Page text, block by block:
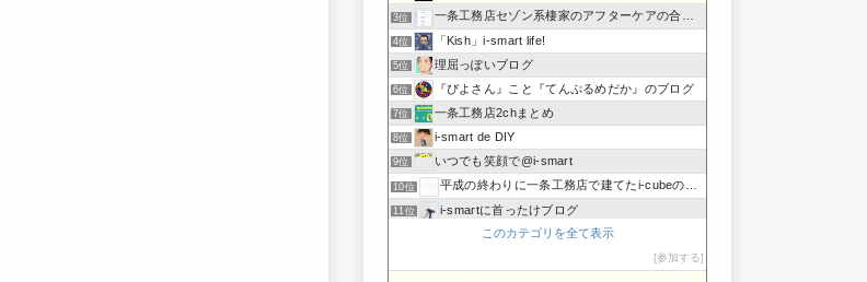
3位 一条工務店セゾン系棲家のアフターケアの合間に綴るブログ
4位 「Kish」i-smart life!
5位 理屈っぽいブログ
6位 『ぴよさん』こと『てんぷるめだか』のブログ
7位 一条工務店2chまとめ
8位 i-smart de DIY
9位 いつでも笑顔で@i-smart
10位 平成の終わりに一条工務店で建てたi-cubeのブログ
11位 i-smartに首ったけブログ
節約しないエコライフ
このカテゴリを全て表示
参加する